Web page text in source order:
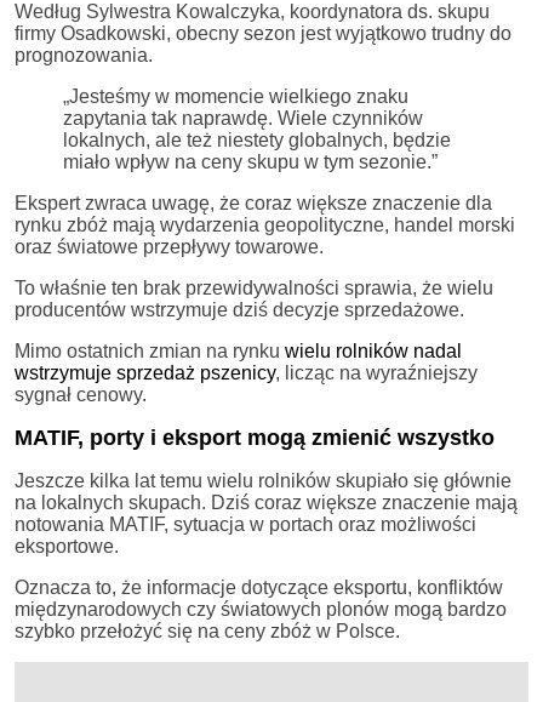
Według Sylwestra Kowalczyka, koordynatora ds. skupu
firmy Osadkowski, obecny sezon jest wyjątkowo trudny do
prognozowania.
„Jesteśmy w momencie wielkiego znaku
zapytania tak naprawdę. Wiele czynników
lokalnych, ale też niestety globalnych, będzie
miało wpływ na ceny skupu w tym sezonie.”
Ekspert zwraca uwagę, że coraz większe znaczenie dla
rynku zbóż mają wydarzenia geopolityczne, handel morski
oraz światowe przepływy towarowe.
To właśnie ten brak przewidywalności sprawia, że wielu
producentów wstrzymuje dziś decyzje sprzedażowe.
Mimo ostatnich zmian na rynku wielu rolników nadal
wstrzymuje sprzedaż pszenicy, licząc na wyraźniejszy
sygnał cenowy.
MATIF, porty i eksport mogą zmienić wszystko
Jeszcze kilka lat temu wielu rolników skupiało się głównie
na lokalnych skupach. Dziś coraz większe znaczenie mają
notowania MATIF, sytuacja w portach oraz możliwości
eksportowe.
Oznacza to, że informacje dotyczące eksportu, konfliktów
międzynarodowych czy światowych plonów mogą bardzo
szybko przełożyć się na ceny zbóż w Polsce.